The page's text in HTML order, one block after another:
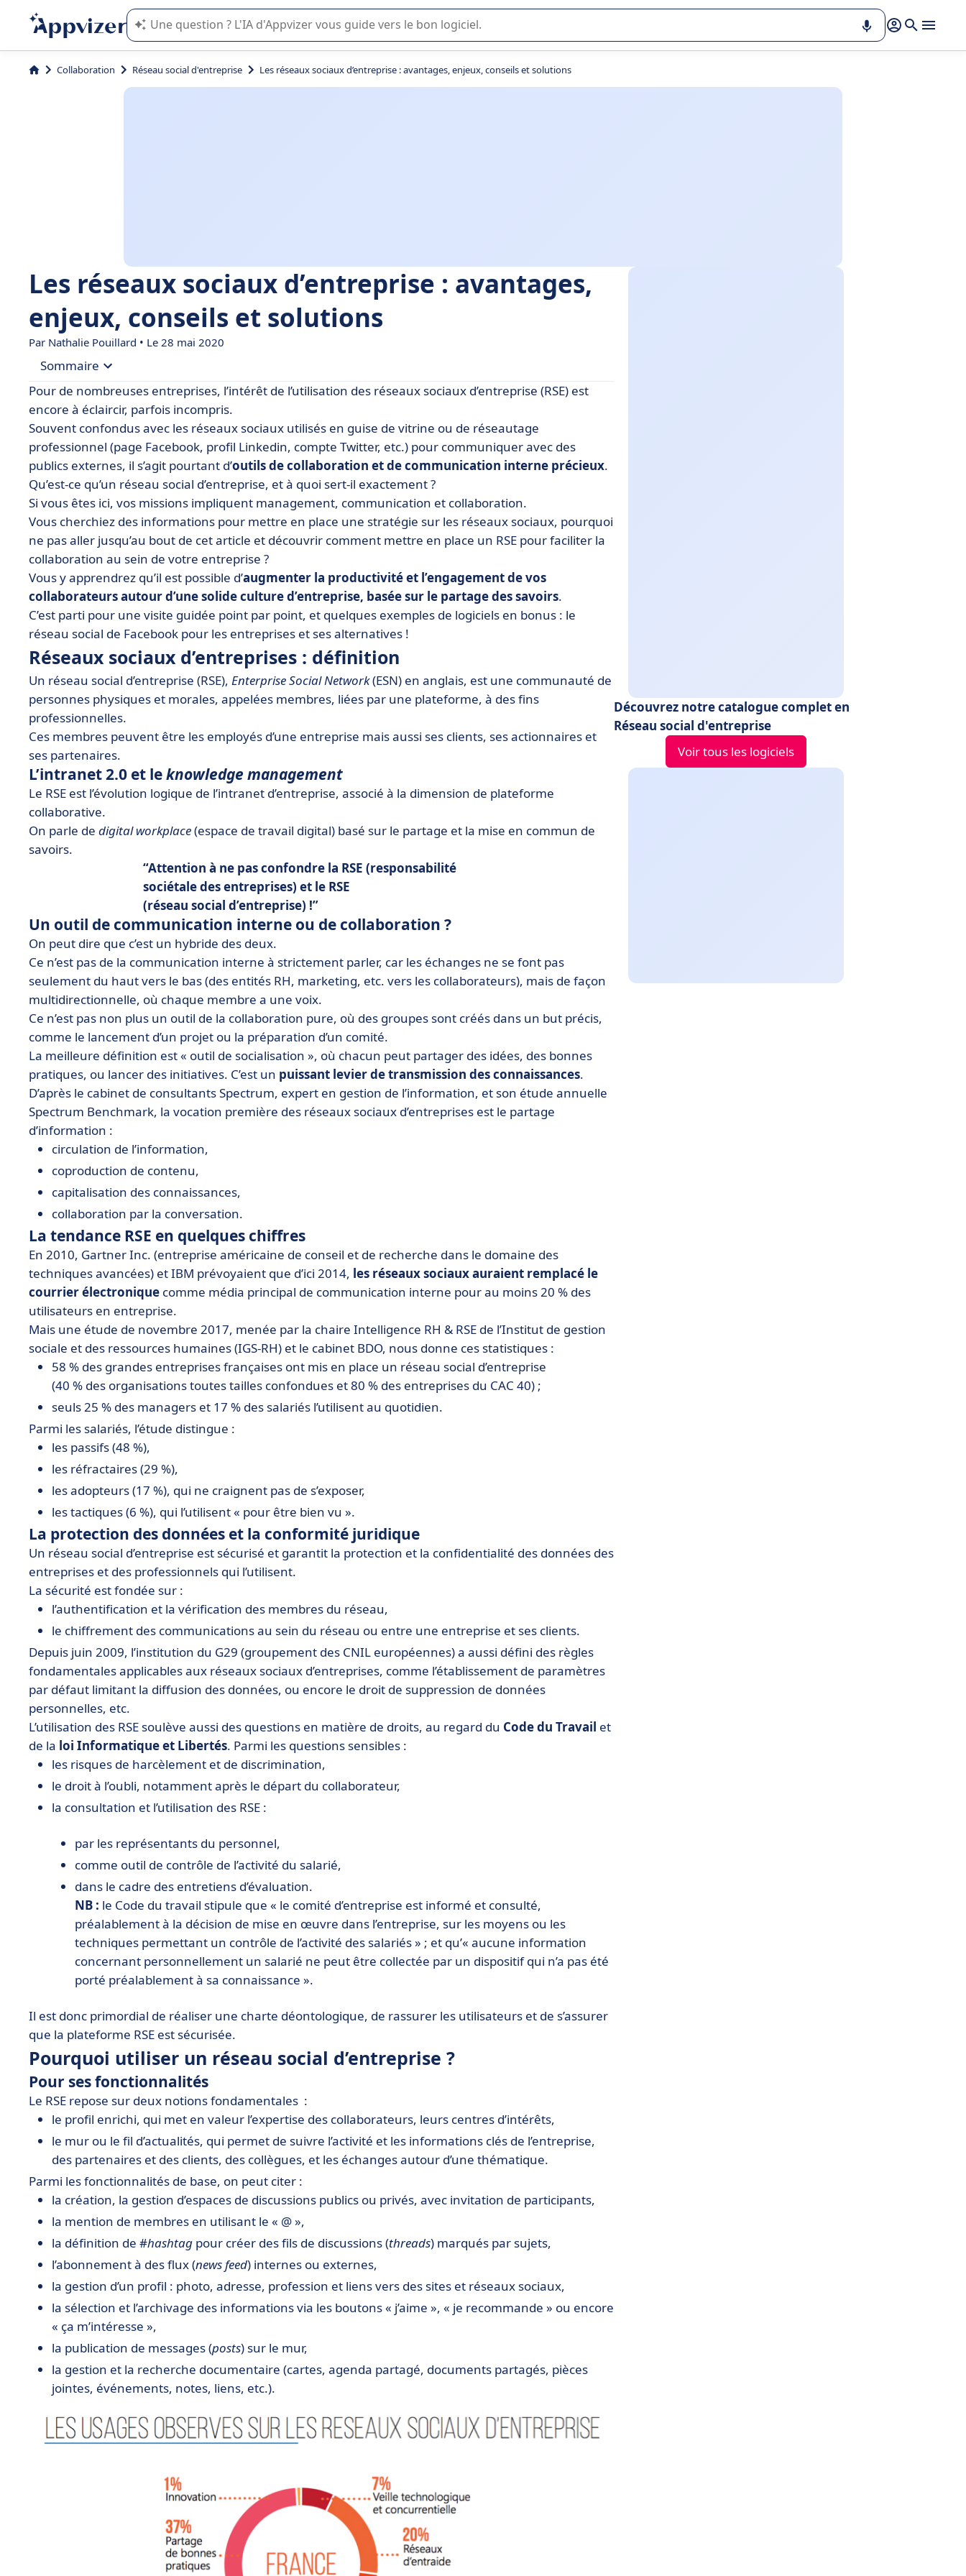
L'IA de Appvizer vous guide dans l'utilisation ou la sélection de logiciel SaaS en entreprise.
Collaboration Réseau social d'entreprise Les réseaux sociaux d’entreprise : avantages, enjeux, conseils et solutions
Les réseaux sociaux d’entreprise : avantages,
enjeux, conseils et solutions
Par Nathalie Pouillard • Le 28 mai 2020
Sommaire
• Réseaux sociaux d’entreprises : définition
• Pourquoi utiliser un réseau social d’entreprise ?
• Comment mettre en place un réseau social d’entreprise ?
• Bonus : quelques conseils pour publier sur les RSE
• Focus sur 4 solutions
• La socialisation du monde du travail
Pour de nombreuses entreprises, l’intérêt de l’utilisation des réseaux sociaux d’entreprise (RSE) est
encore à éclaircir, parfois incompris.
Souvent confondus avec les réseaux sociaux utilisés en guise de vitrine ou de réseautage
professionnel (page Facebook, profil Linkedin, compte Twitter, etc.) pour communiquer avec des
publics externes, il s’agit pourtant d’outils de collaboration et de communication interne précieux.
Qu’est-ce qu’un réseau social d’entreprise, et à quoi sert-il exactement ?
Si vous êtes ici, vos missions impliquent management, communication et collaboration.
Vous cherchiez des informations pour mettre en place une stratégie sur les réseaux sociaux, pourquoi
ne pas aller jusqu’au bout de cet article et découvrir comment mettre en place un RSE pour faciliter la
collaboration au sein de votre entreprise ?
Vous y apprendrez qu’il est possible d’augmenter la productivité et l’engagement de vos
collaborateurs autour d’une solide culture d’entreprise, basée sur le partage des savoirs.
C’est parti pour une visite guidée point par point, et quelques exemples de logiciels en bonus : le
réseau social de Facebook pour les entreprises et ses alternatives !
Réseaux sociaux d’entreprises : définition
Un réseau social d’entreprise (RSE), Enterprise Social Network(ESN) en anglais, est une communauté de
personnes physiques et morales, appelées membres, liées par une plateforme, à des fins
professionnelles.
Ces membres peuvent être les employés d’une entreprise mais aussi ses clients, ses actionnaires et
ses partenaires.
L’intranet 2.0 et leknowledge management
Le RSE est l’évolution logique de l’intranet d’entreprise, associé à la dimension de plateforme
collaborative.
On parle de digital workplace(espace de travail digital) basé sur le partage et la mise en commun de
savoirs.
Attention à ne pas confondre la RSE (responsabilité
sociétale des entreprises) et le RSE
(réseau social d’entreprise) !
Un outil de communication interne ou de collaboration ?
On peut dire que c’est un hybride des deux.
Ce n’est pas de la communication interne à strictement parler, car les échanges ne se font pas
seulement du haut vers le bas (des entités RH, marketing, etc. vers les collaborateurs), mais de façon
multidirectionnelle, où chaque membre a une voix.
Ce n’est pas non plus un outil de la collaboration pure, où des groupes sont créés dans un but précis,
comme le lancement d’un projet ou la préparation d’un comité.
La meilleure définition est « outil de socialisation », où chacun peut partager des idées, des bonnes
pratiques, ou lancer des initiatives. C’est un puissant levier de transmission des connaissances.
D’après le cabinet de consultants Spectrum, expert en gestion de l’information, et son étude annuelle
Spectrum Benchmark, la vocation première des réseaux sociaux d’entreprises est le partage
d’information :
circulation de l’information,
coproduction de contenu,
capitalisation des connaissances,
collaboration par la conversation.
La tendance RSE en quelques chiffres
En 2010, Gartner Inc. (entreprise américaine de conseil et de recherche dans le domaine des
techniques avancées) et IBM prévoyaient que d’ici 2014, les réseaux sociaux auraient remplacé le
courrier électronique comme média principal de communication interne pour au moins 20 % des
utilisateurs en entreprise.
Mais une étude de novembre 2017, menée par la chaire Intelligence RH & RSE de l’Institut de gestion
sociale et des ressources humaines (IGS-RH) et le cabinet BDO, nous donne ces statistiques :
58 % des grandes entreprises françaises ont mis en place un réseau social d’entreprise
(40 % des organisations toutes tailles confondues et 80 % des entreprises du CAC 40) ;
seuls 25 % des managers et 17 % des salariés l’utilisent au quotidien.
Parmi les salariés, l’étude distingue :
les passifs (48 %),
les réfractaires (29 %),
les adopteurs (17 %), qui ne craignent pas de s’exposer,
les tactiques (6 %), qui l’utilisent « pour être bien vu ».
La protection des données et la conformité juridique
Un réseau social d’entreprise est sécurisé et garantit la protection et la confidentialité des données des
entreprises et des professionnels qui l’utilisent.
La sécurité est fondée sur :
l’authentification et la vérification des membres du réseau,
le chiffrement des communications au sein du réseau ou entre une entreprise et ses clients.
Depuis juin 2009, l’institution du G29 (groupement des CNIL européennes) a aussi défini des règles
fondamentales applicables aux réseaux sociaux d’entreprises, comme l’établissement de paramètres
par défaut limitant la diffusion des données, ou encore le droit de suppression de données
personnelles, etc.
L’utilisation des RSE soulève aussi des questions en matière de droits, au regard du Code du Travail et
de la loi Informatique et Libertés. Parmi les questions sensibles :
les risques de harcèlement et de discrimination,
le droit à l’oubli, notamment après le départ du collaborateur,
la consultation et l’utilisation des RSE :
par les représentants du personnel,
comme outil de contrôle de l’activité du salarié,
dans le cadre des entretiens d’évaluation.
NB : le Code du travail stipule que « le comité d’entreprise est informé et consulté,
préalablement à la décision de mise en œuvre dans l’entreprise, sur les moyens ou les
techniques permettant un contrôle de l’activité des salariés » ; et qu’« aucune information
concernant personnellement un salarié ne peut être collectée par un dispositif qui n’a pas été
porté préalablement à sa connaissance ».
Il est donc primordial de réaliser une charte déontologique, de rassurer les utilisateurs et de s’assurer
que la plateforme RSE est sécurisée.
Pourquoi utiliser un réseau social d’entreprise ?
Pour ses fonctionnalités
Le RSE repose sur deux notions fondamentales :
le profil enrichi, qui met en valeur l’expertise des collaborateurs, leurs centres d’intérêts,
le mur ou le fil d’actualités, qui permet de suivre l’activité et les informations clés de l’entreprise,
des partenaires et des clients, des collègues, et les échanges autour d’une thématique.
Parmi les fonctionnalités de base, on peut citer :
la création, la gestion d’espaces de discussions publics ou privés, avec invitation de participants,
la mention de membres en utilisant le « @ »,
la définition de #hashtag pour créer des fils de discussions (threads) marqués par sujets,
l’abonnement à des flux (news feed) internes ou externes,
la gestion d’un profil : photo, adresse, profession et liens vers des sites et réseaux sociaux,
la sélection et l’archivage des informations via les boutons « j’aime », « je recommande » ou encore
« ça m’intéresse »,
la publication de messages (posts) sur le mur,
la gestion et la recherche documentaire (cartes, agenda partagé, documents partagés, pièces
jointes, événements, notes, liens, etc.).
Découvrez notre catalogue complet en
Réseau social d'entreprise
Voir tous les logiciels